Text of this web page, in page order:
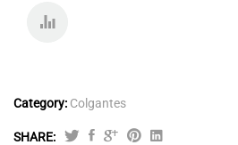
COMP
Category: Colgantes
SHARE: